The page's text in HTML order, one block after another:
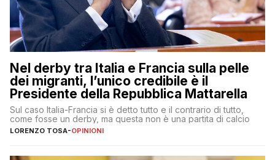
Nel derby tra Italia e Francia sulla pelle
dei migranti, l’unico credibile è il
Presidente della Repubblica Mattarella
Sul caso Italia-Francia si è detto tutto e il contrario di tutto,
come fosse un derby, ma questa non è una partita di calcio
LORENZO TOSA-OPINIONI